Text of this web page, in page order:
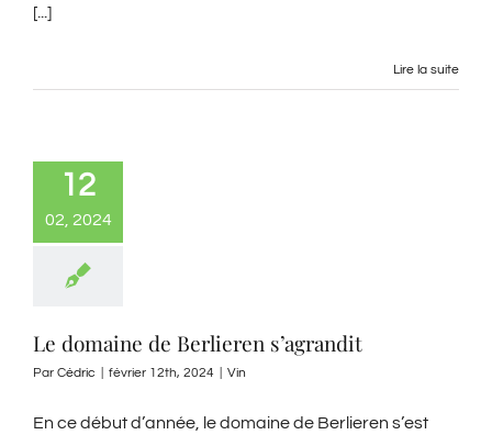
[...]
Lire la suite
12
02, 2024
Le domaine de Berlieren s’agrandit
Par Cédric février 12th, 2024 Vin
En ce début d’année, le domaine de Berlieren s’est